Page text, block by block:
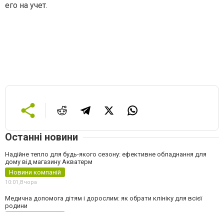
его на учет.
Останні новини
Надійне тепло для будь-якого сезону: ефективне обладнання для
дому від магазину Акватерм
Новини компаній
10:01,Вчора
Медична допомога дітям і дорослим: як обрати клініку для всієї
родини